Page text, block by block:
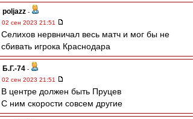
poljazz -
02 сен 2023 21:51
Селихов нервничал весь матч и мог бы не
сбивать игрока Краснодара
Б.Г.-74 -
02 сен 2023 21:51
В центре должен быть Пруцев
С ним скорости совсем другие